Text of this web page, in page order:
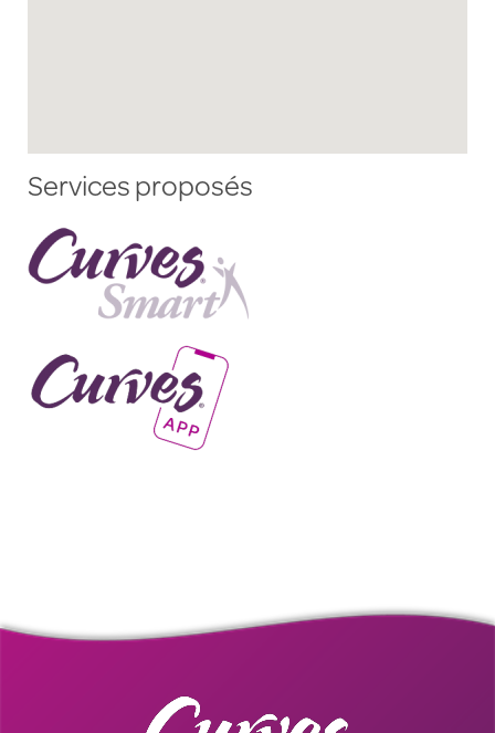
Services proposés